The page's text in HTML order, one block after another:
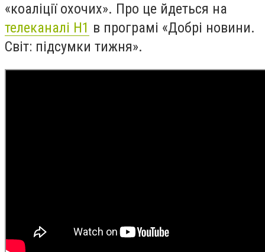
«коаліції охочих». Про це йдеться на
телеканалі Н1 в програмі «Добрі новини.
Світ: підсумки тижня».